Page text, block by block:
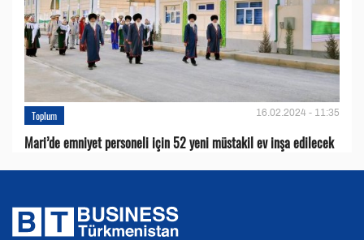
Toplum 16.02.2024 - 11:35
Mari’de emniyet personeli için 52 yeni müstakil ev inşa edilecek